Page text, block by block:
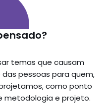
temas que causam
pessoas para quem,
como ponto
metodologia e projeto.